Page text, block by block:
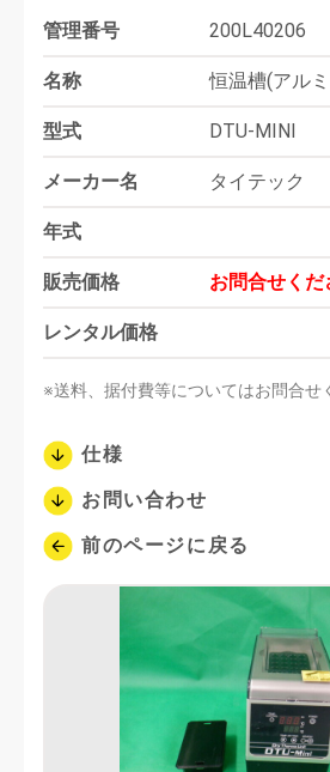
管理番号 200L40206
名称 恒温槽(アル
型式 DTU-MINI
メーカー名 タイテック
年式
販売価格 お問合せくだ
レンタル価格
※送料、据付費等についてはお問合せ
仕様
お問い合わせ
前のページに戻る